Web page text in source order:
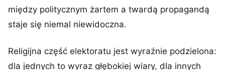
między politycznym żartem a twardą propagandą
staje się niemal niewidoczna.
Religijna część elektoratu jest wyraźnie podzielona:
dla jednych to wyraz głębokiej wiary, dla innych